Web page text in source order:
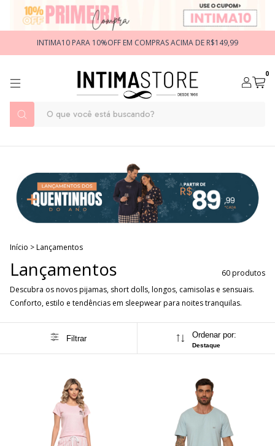
INTIMA10 PARA 10%OFF EM COMPRAS ACIMA DE R$149,99
0
Início >Lançamentos
Lançamentos
60 produtos
Descubra os novos pijamas, short dolls, longos, camisolas e sensuais.
Conforto, estilo e tendências em sleepwear para noites tranquilas.
Filtrar Ordenar por:
Destaque